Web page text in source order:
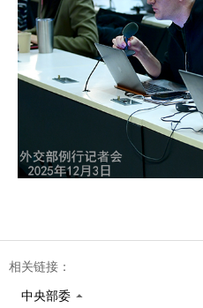
相关链接：
中央部委